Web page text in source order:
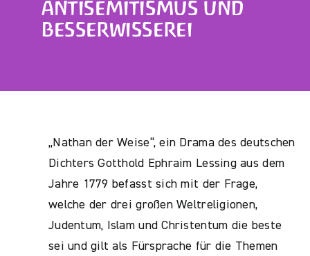
ANTISEMITISMUS UND
BESSERWISSEREI
„Nathan der Weise“, ein Drama des deutschen
Dichters Gotthold Ephraim Lessing aus dem
Jahre 1779 befasst sich mit der Frage,
welche der drei großen Weltreligionen,
Judentum, Islam und Christentum die beste
sei und gilt als Fürsprache für die Themen